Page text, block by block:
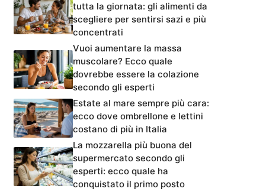
tutta la giornata: gli alimenti da
scegliere per sentirsi sazi e più
concentrati
Vuoi aumentare la massa
muscolare? Ecco quale
dovrebbe essere la colazione
secondo gli esperti
Estate al mare sempre più cara:
ecco dove ombrellone e lettini
costano di più in Italia
La mozzarella più buona del
supermercato secondo gli
esperti: ecco quale ha
conquistato il primo posto